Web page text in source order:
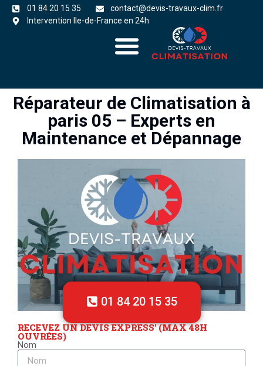
01 84 20 15 35
contact@devis-travaux-clim.fr
Intervention Ile-de-France en 24h
Réparateur de Climatisation à
paris 05 – Experts en
Maintenance et Dépannage
01 84 20 15 35
RECEVEZ UN DEVIS EXPRESS' (MAX 48H
OUVRÉES)
Nom